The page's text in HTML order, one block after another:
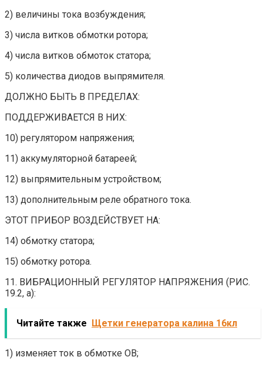
2) величины тока возбуждения;
3) числа витков обмотки ротора;
4) числа витков обмоток статора;
5) количества диодов выпрямителя.
ДОЛЖНО БЫТЬ В ПРЕДЕЛАХ:
ПОДДЕРЖИВАЕТСЯ В НИХ:
10) регулятором напряжения;
11) аккумуляторной батареей;
12) выпрямительным устройством;
13) дополнительным реле обратного тока.
ЭТОТ ПРИБОР ВОЗДЕЙСТВУЕТ НА:
14) обмотку статора;
15) обмотку ротора.
11. ВИБРАЦИОННЫЙ РЕГУЛЯТОР НАПРЯЖЕНИЯ (РИС.
19.2, а):
Читайте также Щетки генератора калина 16кл
1) изменяет ток в обмотке ОВ;